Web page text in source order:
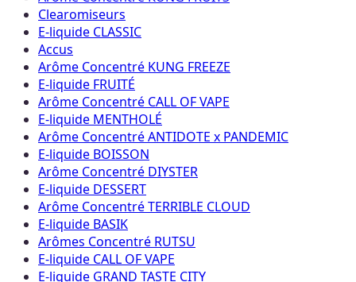
Clearomiseurs
E-liquide CLASSIC
Accus
Arôme Concentré KUNG FREEZE
E-liquide FRUITÉ
Arôme Concentré CALL OF VAPE
E-liquide MENTHOLÉ
Arôme Concentré ANTIDOTE x PANDEMIC
E-liquide BOISSON
Arôme Concentré DIYSTER
E-liquide DESSERT
Arôme Concentré TERRIBLE CLOUD
E-liquide BASIK
Arômes Concentré RUTSU
E-liquide CALL OF VAPE
E-liquide GRAND TASTE CITY